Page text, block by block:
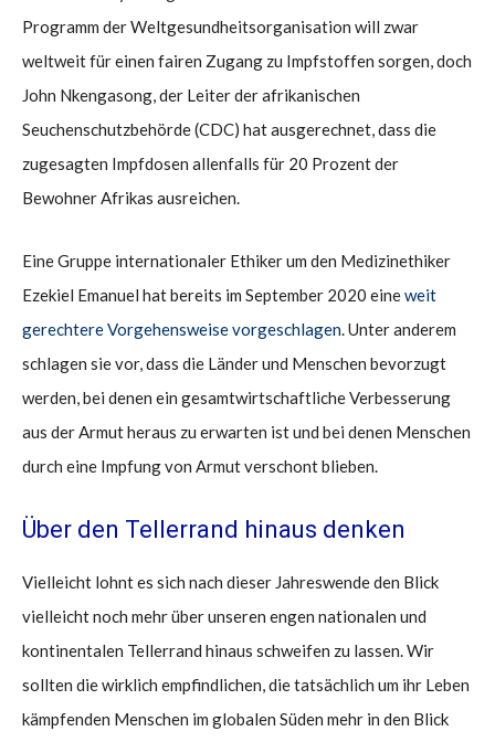
Programm der Weltgesundheitsorganisation will zwar
weltweit für einen fairen Zugang zu Impfstoffen sorgen, doch
John Nkengasong, der Leiter der afrikanischen
Seuchenschutzbehörde (CDC) hat ausgerechnet, dass die
zugesagten Impfdosen allenfalls für 20 Prozent der
Bewohner Afrikas ausreichen.
Eine Gruppe internationaler Ethiker um den Medizinethiker
Ezekiel Emanuel hat bereits im September 2020 eineweit
gerechtere Vorgehensweise vorgeschlagen. Unter anderem
schlagen sie vor, dass die Länder und Menschen bevorzugt
werden, bei denen ein gesamtwirtschaftliche Verbesserung
aus der Armut heraus zu erwarten ist und bei denen Menschen
durch eine Impfung von Armut verschont blieben.
Über den Tellerrand hinaus denken
Vielleicht lohnt es sich nach dieser Jahreswende den Blick
vielleicht noch mehr über unseren engen nationalen und
kontinentalen Tellerrand hinaus schweifen zu lassen. Wir
sollten die wirklich empfindlichen, die tatsächlich um ihr Leben
kämpfenden Menschen im globalen Süden mehr in den Blick